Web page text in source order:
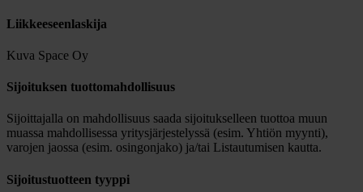
Liikkeeseenlaskija
Kuva Space Oy
Sijoituksen tuottomahdollisuus
Sijoittajalla on mahdollisuus saada sijoitukselleen tuottoa muun
muassa mahdollisessa yritysjärjestelyssä (esim. Yhtiön myynti),
varojen jaossa (esim. osingonjako) ja/tai Listautumisen kautta.
Sijoitustuotteen tyyppi